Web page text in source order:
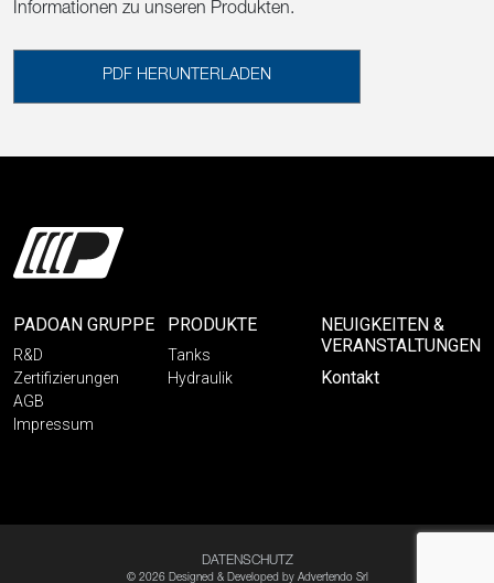
Informationen zu unseren Produkten.
PDF HERUNTERLADEN
PADOAN GRUPPE
R&D
Zertifizierungen
AGB
Impressum
PRODUKTE
Tanks
Hydraulik
NEUIGKEITEN &
VERANSTALTUNGEN
Kontakt
DATENSCHUTZ
© 2026 Designed & Developed by Advertendo Srl